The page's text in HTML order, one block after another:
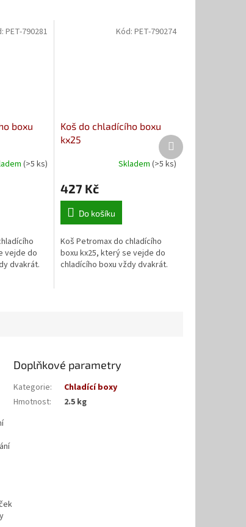
boxu
(>5 ks)
vejde do
dvakrát.
PET-790281
Koš do chladícího boxu
kx25
Skladem (>5 ks)
427 Kč
Do košíku
Koš Petromax do chladícího
boxu kx25, který se vejde do
chladícího boxu vždy dvakrát.
Kód: PET-790274
Další
produkt
Doplňkové parametry
Kategorie:
Chladící boxy
Hmotnost: 2.5 kg